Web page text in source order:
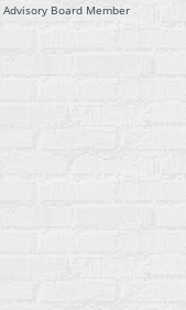
Advisory Board Member